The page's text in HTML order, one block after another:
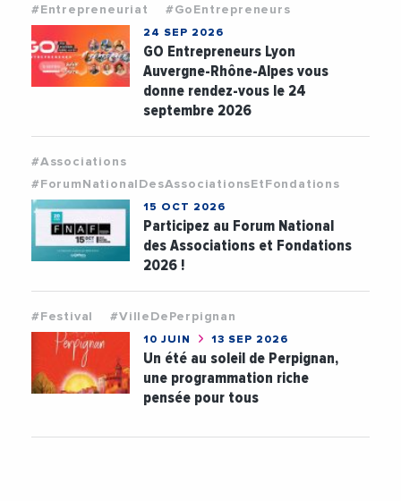
#Entrepreneuriat #GoEntrepreneurs
24 SEP 2026
GO Entrepreneurs Lyon
Auvergne-Rhône-Alpes vous
donne rendez-vous le 24
septembre 2026
#Associations
#ForumNationalDesAssociationsEtFondations
15 OCT 2026
Participez au Forum National
des Associations et Fondations
2026 !
#Festival #VilleDePerpignan
10 JUIN 13 SEP 2026
Un été au soleil de Perpignan,
une programmation riche
pensée pour tous